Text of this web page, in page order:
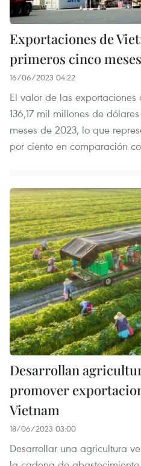
Exportaciones de
primeros cinco
16/06/2023 04:22
El valor de las exportaciones
136,17 mil millones de
meses de 2023, lo que
por ciento en comparación
Desarrollan
promover
Vietnam
18/06/2023 03:00
Desarrollar una agricultura